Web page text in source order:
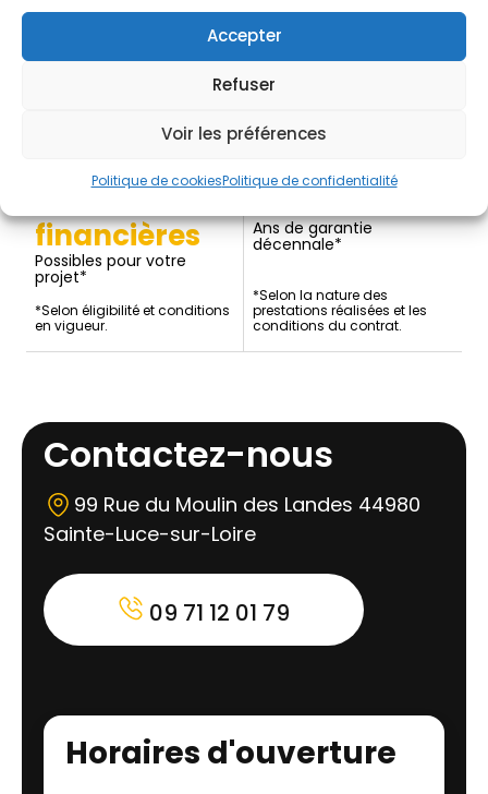
Accepter
Refuser
Voir les préférences
Politique de cookiesPolitique de confidentialité
De satisfaction Google environnemental positif
(moins d'énergie, moins
d'émissions)
*Des professionnels certifiés
RGE selon les agences et la
Des aides
financières
Possibles pour votre
projet*
*Selon éligibilité et conditions
en vigueur.
10
Ans de garantie
décennale*
*Selon la nature des
prestations réalisées et les
conditions du contrat.
Contactez-nous
99 Rue du Moulin des Landes 44980
Sainte-Luce-sur-Loire
09 71 12 01 79
Horaires d'ouverture